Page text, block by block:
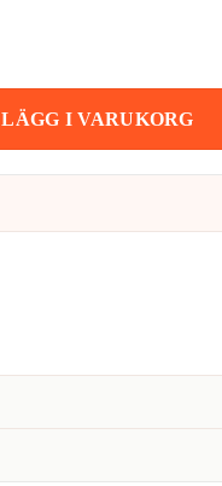
LÄGG I VARUKORG